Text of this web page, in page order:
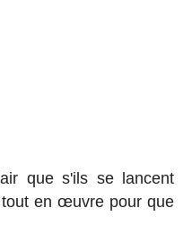
que s'ils se lancent
en œuvre pour que